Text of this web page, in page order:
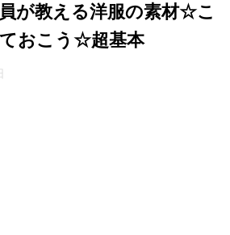
が教える洋服の素材☆こ
おこう☆超基本